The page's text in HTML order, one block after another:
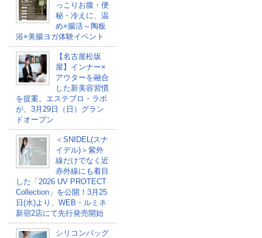
っこりお腹・便
秘・冷えに、温
め×腸活～陶板
浴×美腸ヨガ体験イベント
【名古屋松坂
屋】インナー×
アウターを融合
した新美容習慣
を提案。エステプロ・ラボ
が、3月29日（日）グラン
ドオープン
＜SNIDEL(スナ
イデル)＞紫外
線だけでなく近
赤外線にも着目
した「2026 UV PROTECT
Collection」を公開！3月25
日(水)より、WEB・ルミネ
新宿2店にて先行発売開始
シリコンバッグ